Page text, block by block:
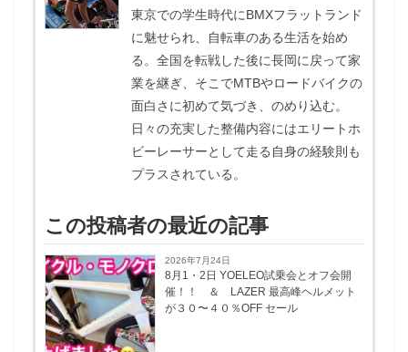
東京での学生時代にBMXフラットランド
に魅せられ、自転車のある生活を始め
る。全国を転戦した後に長岡に戻って家
業を継ぎ、そこでMTBやロードバイクの
面白さに初めて気づき、のめり込む。
日々の充実した整備内容にはエリートホ
ビーレーサーとして走る自身の経験則も
プラスされている。
この投稿者の最近の記事
2026年7月24日
8月1・2日 YOELEO試乗会とオフ会開
催！！ ＆ LAZER 最高峰ヘルメット
が３０〜４０％OFF セール